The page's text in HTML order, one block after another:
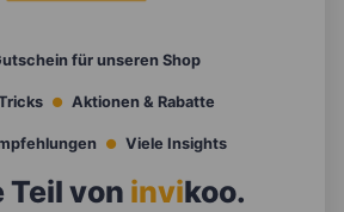
für unseren Shop
Aktionen & Rabatte
Viele Insights
Teil von invikoo.